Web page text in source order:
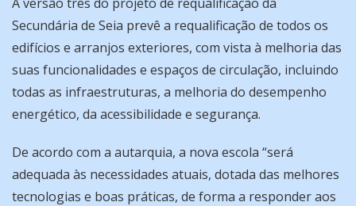
Secundária de Seia prevê a requalificação de todos os
edifícios e arranjos exteriores, com vista à melhoria das
suas funcionalidades e espaços de circulação, incluindo
todas as infraestruturas, a melhoria do desempenho
energético, da acessibilidade e segurança.
De acordo com a autarquia, a nova escola “será
adequada às necessidades atuais, dotada das melhores
tecnologias e boas práticas, de forma a responder aos